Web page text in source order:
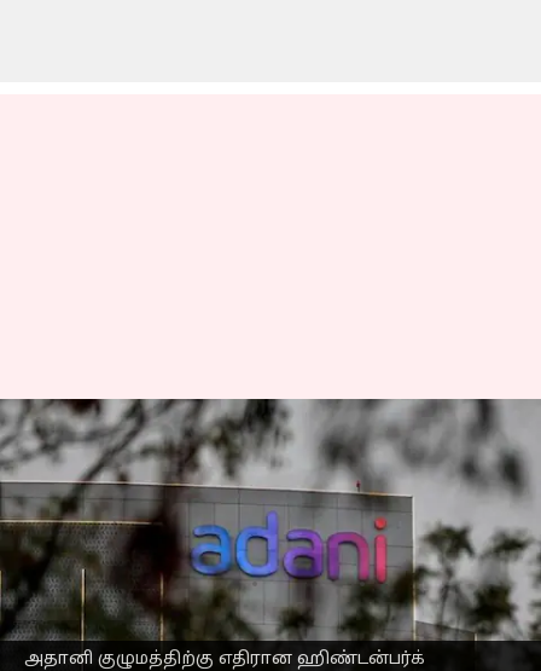
அதானி குழுமத்திற்கு எதிரான ஹிண்டன்பர்க்
அதானி குழுமத்திற்கு
எதிரான ஹிண்டன்பர்க்
குற்றச்சாட்டுகள்
தள்ளுபடி; செபி உத்தரவு
எழுதியவர் Sekar Chinnappan Sep 18, 2025 06:40 pm
செய்தி முன்னோட்டம்